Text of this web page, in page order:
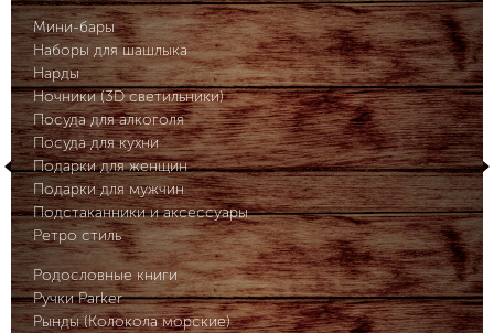
Мини-бары
Наборы для шашлыка
Нарды
Ночники (3D светильники)
Посуда для алкоголя
Посуда для кухни
Подарки для женщин
Подарки для мужчин
Подстаканники и аксессуары
Ретро стиль
Родословные книги
Ручки Parker
Рынды (Колокола морские)